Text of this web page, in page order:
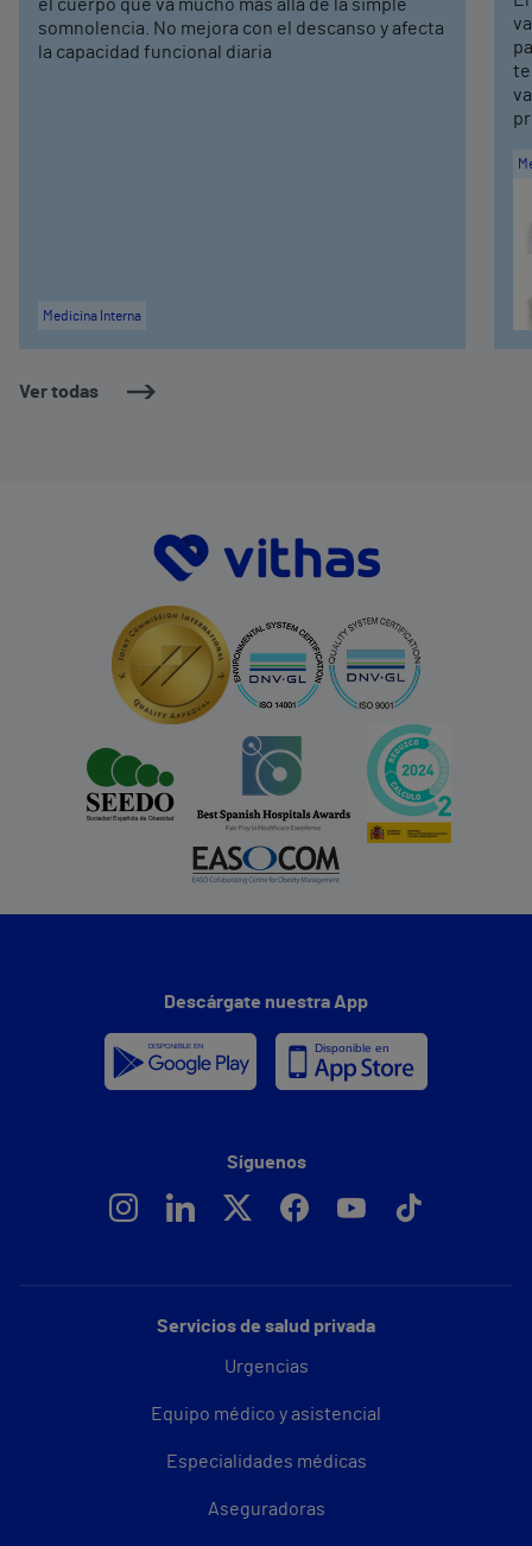
Ver todas
el cuerpo que va mucho más allá de la simple
somnolencia. No mejora con el descanso y afecta
la capacidad funcional diaria
Medicina Interna
Servicios de salud privada
Urgencias
Equipo médico y asistencial
Especialidades médicas
Aseguradoras
Descárgate nuestra App
Síguenos